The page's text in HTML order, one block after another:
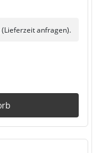
anfragen).